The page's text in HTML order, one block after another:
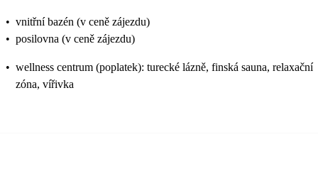
• vnitřní bazén (v ceně zájezdu)
• posilovna (v ceně zájezdu)
• wellness centrum (poplatek): turecké lázně, finská sauna, relaxační
zóna, vířivka